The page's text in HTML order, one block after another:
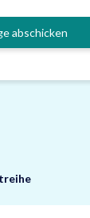
abschicken